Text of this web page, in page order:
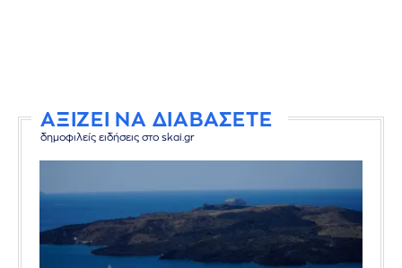
ΑΞΙΖΕΙ ΝΑ ΔΙΑΒΑΣΕΤΕ
δημοφιλείς ειδήσεις στο skai.gr